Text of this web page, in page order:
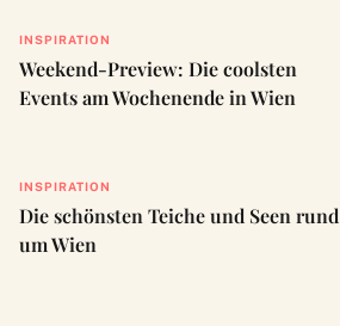
INSPIRATION
Weekend-Preview: Die coolsten
Events am Wochenende in Wien
INSPIRATION
Die schönsten Teiche und Seen rund
um Wien